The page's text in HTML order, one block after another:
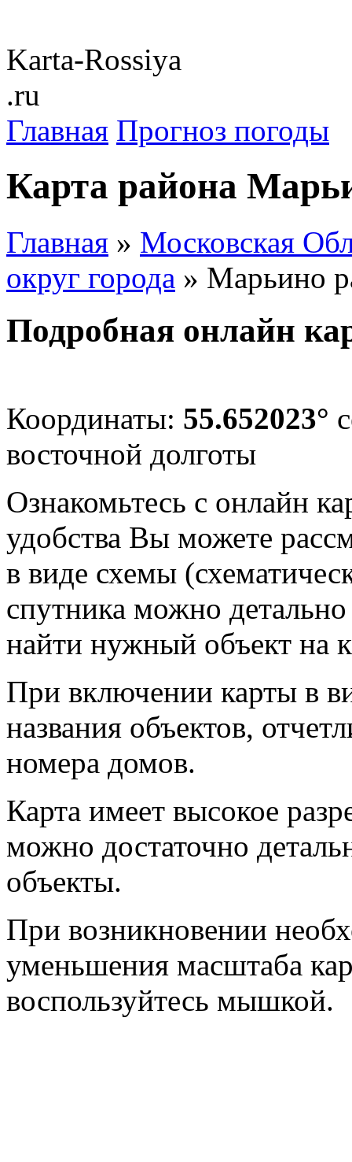
Karta-Rossiya
.ru
Главная Прогноз погоды
Карта района
Главная » Московская
округ города » Марьино
Подробная онлайн
Координаты: 55.652023°
восточной долготы
Ознакомьтесь с онлайн
удобства Вы можете
в виде схемы
спутника можно
найти нужный объект на
При включении карты в
названия объектов,
номера домов.
Карта имеет высокое
можно достаточно
объекты.
При возникновении
уменьшения масштаба
воспользуйтесь мышкой.